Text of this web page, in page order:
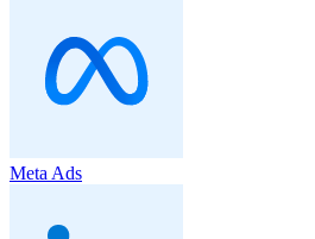
Meta Ads